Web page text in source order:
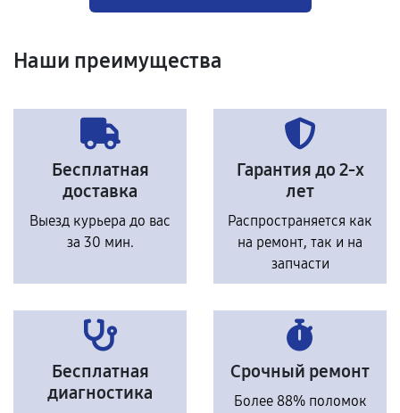
Наши преимущества
Бесплатная
доставка
Выезд курьера до вас
за 30 мин.
Гарантия до 2-х
лет
Распространяется как
на ремонт, так и на
запчасти
Бесплатная
диагностика
Срочный ремонт
Более 88% поломок